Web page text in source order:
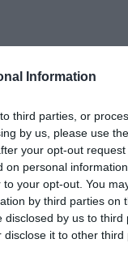
Information
third parties, or
by us, please use
your opt-out
personal
your opt-out. You
by third parties on
by us to third
it to other third